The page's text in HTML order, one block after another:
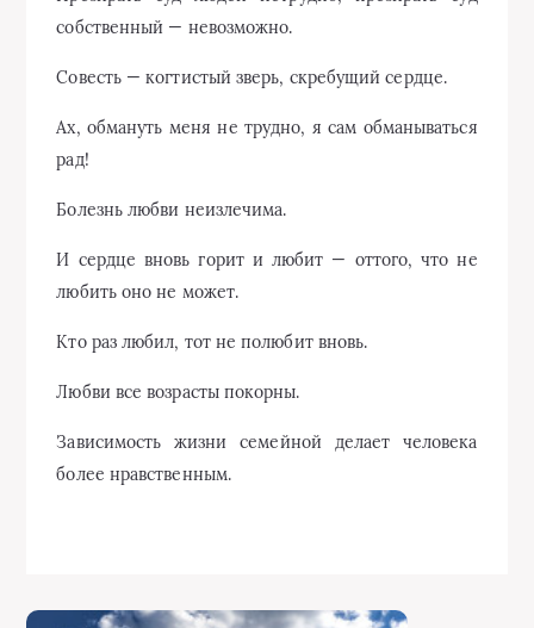
собственный — невозможно.
Совесть — когтистый зверь, скребущий сердце.
Ах, обмануть меня не трудно, я сам обманываться
рад!
Болезнь любви неизлечима.
И сердце вновь горит и любит — оттого, что не
любить оно не может.
Кто раз любил, тот не полюбит вновь.
Любви все возрасты покорны.
Зависимость жизни семейной делает человека
более нравственным.